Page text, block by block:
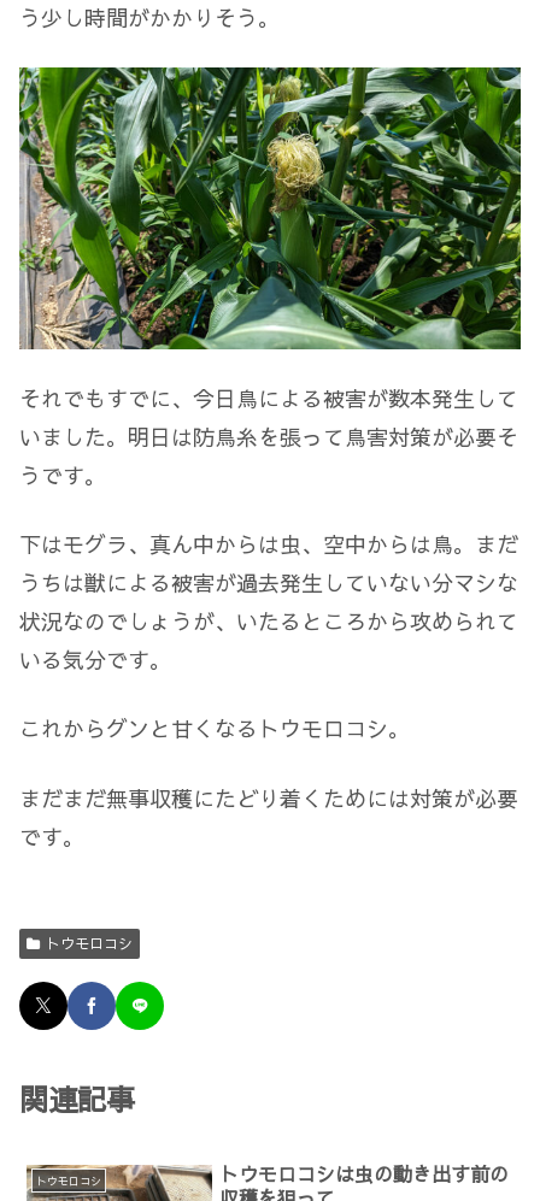
う少し時間がかかりそう。
それでもすでに、今日鳥による被害が数本発生して
いました。明日は防鳥糸を張って鳥害対策が必要そ
うです。
下はモグラ、真ん中からは虫、空中からは鳥。まだ
うちは獣による被害が過去発生していない分マシな
状況なのでしょうが、いたるところから攻められて
いる気分です。
これからグンと甘くなるトウモロコシ。
まだまだ無事収穫にたどり着くためには対策が必要
です。
トウモロコシ
関連記事
トウモロコシ
トウモロコシは虫の動き出す前の